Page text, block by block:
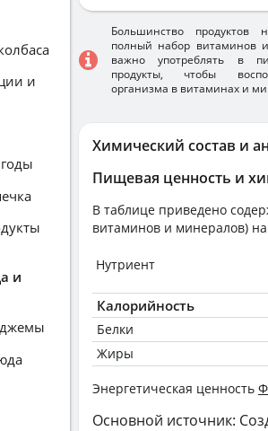
Химический состав и
Пищевая ценность и
В таблице приведено
витаминов и минералов) на
Нутриент
Калорийность
Белки
Жиры
Энергетическая ценность
Основной источник:
Большинство продуктов
полный набор витаминов
важно употреблять в
продукты, чтобы
организма в витаминах и
и
и